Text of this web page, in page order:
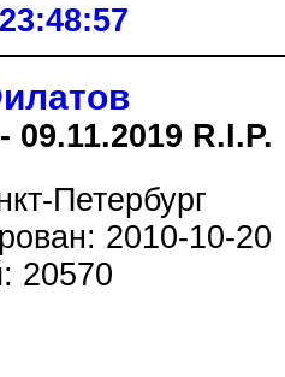
09.11.2019 R.I.P.
Петербург
2010-10-20
20570